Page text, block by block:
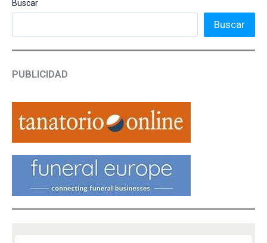
Buscar
Buscar
PUBLICIDAD